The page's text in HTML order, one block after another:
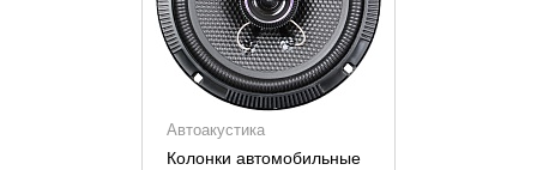
Автоакустика
Колонки автомобильные